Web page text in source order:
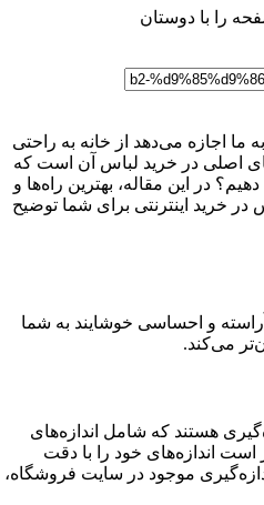
را با دوستان
ما اجازه می‌دهد از خانه به راحتی
اصلی در خرید لباس آن است که
در این مقاله، بهترین راه‌ها و
خرید اینترنتی برای شما توضیح
و احساسی خوشایند به شما
می‌کند.
هستند که شامل اندازه‌های
است اندازه‌های خود را با دقت
موجود در سایت فروشگاه،